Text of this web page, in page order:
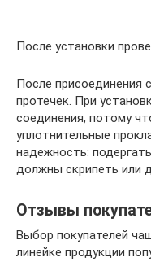
После установки
После присоединения
протечек. При
соединения, потому
уплотнительные
надежность:
должны скрипеть или
Отзывы
Выбор покупателей
линейке продукции